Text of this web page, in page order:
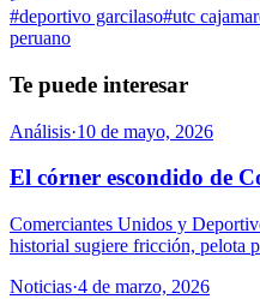
#deportivo garcilaso#utc
peruano
Te puede interesar
Análisis·10 de mayo, 2026
El córner escondido de
Comerciantes Unidos y
historial sugiere fricción, pelota
Noticias·4 de marzo, 2026